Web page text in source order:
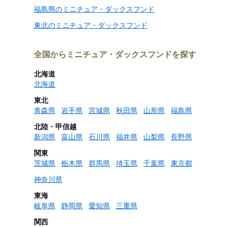
福島県のミニチュア・ダックスフンド
東北のミニチュア・ダックスフンド
全国からミニチュア・ダックスフンドを探す
北海道
北海道
東北
青森県 岩手県 宮城県 秋田県 山形県 福島県
北陸・甲信越
新潟県 富山県 石川県 福井県 山梨県 長野県
関東
茨城県 栃木県 群馬県 埼玉県 千葉県 東京都
神奈川県
東海
岐阜県 静岡県 愛知県 三重県
関西